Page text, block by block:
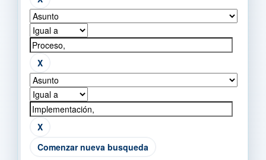
Comenzar nueva busqueda